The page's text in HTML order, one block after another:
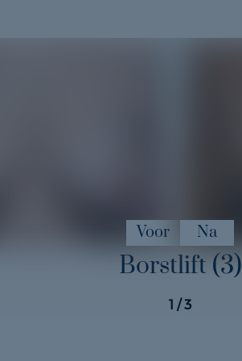
Voor Na
Borstlift (3)
1 / 3